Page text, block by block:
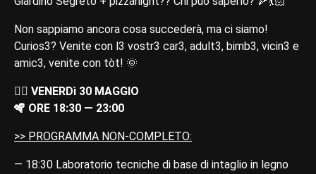
Non sappiamo ancora cosa succederà, ma ci siamo!
Curios3? Venite con l3 vostr3 car3, adult3, bimb3, vicin3 e
amic3, venite con tòt! ​🌞
👉🏼 VENERDì 30 MAGGIO
🪇 ORE 18:30 — 23:00
>> PROGRAMMA NON-COMPLETO:
— 18:30 Laboratorio tecniche di base di intaglio in legno